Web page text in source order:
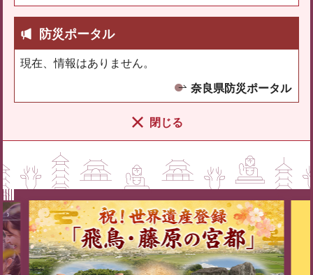
防災ポータル
現在、情報はありません。
奈良県防災ポータル
閉じる